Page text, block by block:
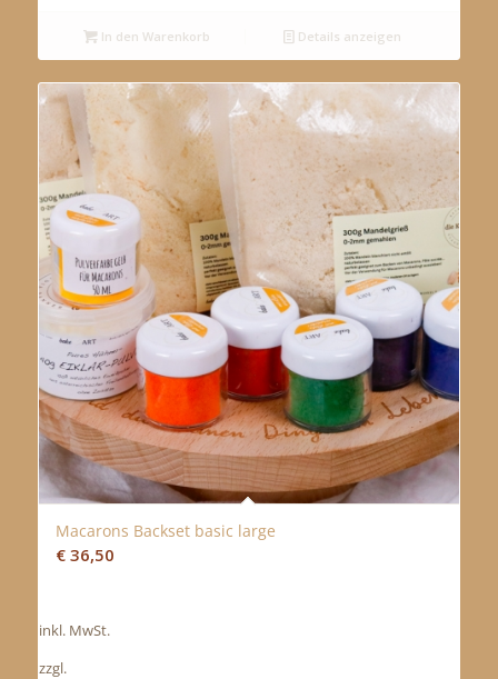
In den Warenkorb Details anzeigen
Macarons Backset basic large
€36,50
inkl. MwSt.
zzgl.